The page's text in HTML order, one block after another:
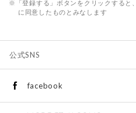
※「登録する」ボタンをクリックすると、
に同意したものとみなします
公式SNS
facebook